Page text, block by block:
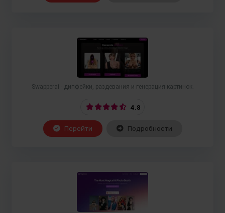
Swapperai - дипфейки, раздевания и генерация картинок.
4.8
Перейти Подробности